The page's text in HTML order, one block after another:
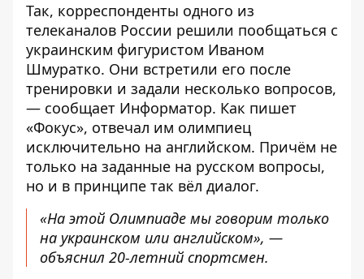
Так, корреспонденты одного из
телеканалов России решили пообщаться с
украинским фигуристом Иваном
Шмуратко. Они встретили его после
тренировки и задали несколько вопросов,
— сообщает Информатор. Как пишет
«Фокус», отвечал им олимпиец
исключительно на английском. Причём не
только на заданные на русском вопросы,
но и в принципе так вёл диалог.
«На этой Олимпиаде мы говорим только
на украинском или английском», —
объяснил 20-летний спортсмен.